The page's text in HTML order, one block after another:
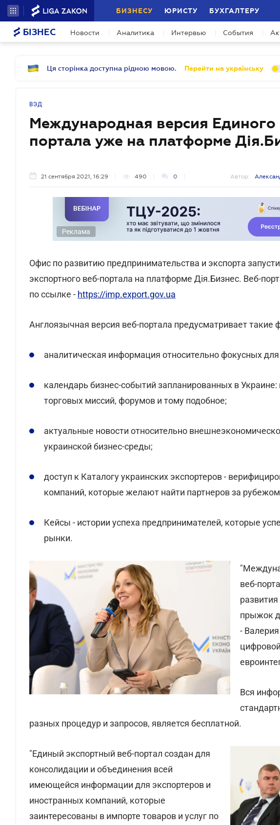
БИЗНЕСУ ЮРИСТУ БУХГАЛТЕРУ
БІЗНЕС Новости Аналитика Интервью События
Ця сторінка доступна рідною мовою. Перейти на українську
ВЭД
Международная версия Единого
портала уже на платформе
21 сентября 2021, 16:29 490 0 Автор:
Реклама
Офис по развитию предпринимательства и экспорта
экспортного веб-портала на платформе Дія.Бизнес. Веб-
по ссылке - https://imp.export.gov.ua
Англоязычная версия веб-портала предусматривает такие
аналитическая информация относительно фокусных
календарь бизнес-событий запланированных в
торговых миссий, форумов и тому подобное;
актуальные новости относительно
украинской бизнес-среды;
доступ к Каталогу украинских экспортеров -
компаний, которые желают найти партнеров за
Кейсы - истории успеха предпринимателей, которые
рынки.
веб-
прыжок
-
Вся
разных процедур и запросов, является бесплатной.
"Единый экспортный веб-портал создан для
консолидации и объединения всей
имеющейся информации для экспортеров и
иностранных компаний, которые
заинтересованы в импорте товаров и услуг по